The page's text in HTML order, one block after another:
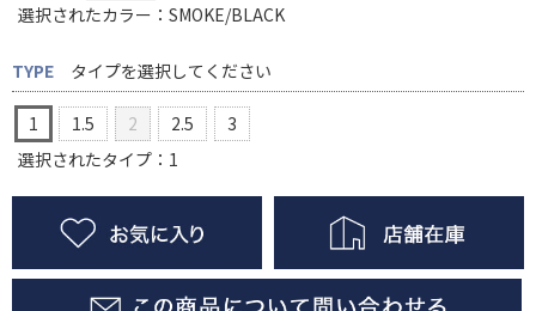
選択されたカラー：SMOKE/BLACK
TYPE タイプを選択してください
1 1.5 2 2.5
3
選択されたタイプ：1